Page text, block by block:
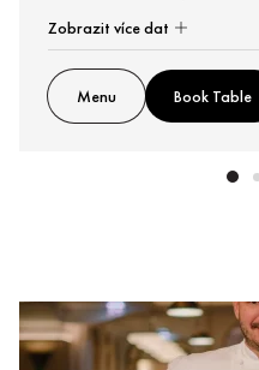
Zobrazit více dat
Menu Book Table